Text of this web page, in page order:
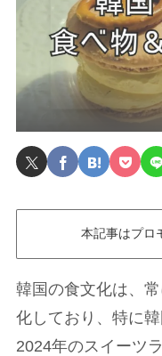
本記事はプロ
韓国の食文化は、
化しており、特に
2024年のスイーツ